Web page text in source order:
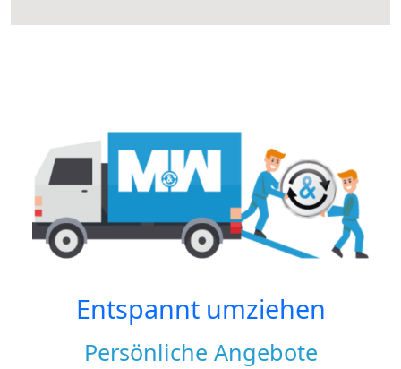
Entspannt umziehen
Persönliche Angebote